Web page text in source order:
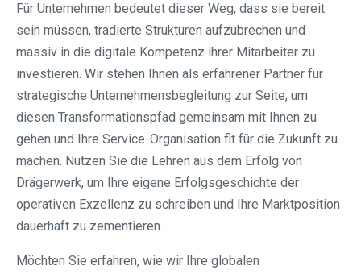
Für Unternehmen bedeutet dieser Weg, dass sie bereit
sein müssen, tradierte Strukturen aufzubrechen und
massiv in die digitale Kompetenz ihrer Mitarbeiter zu
investieren. Wir stehen Ihnen als erfahrener Partner für
strategische Unternehmensbegleitung zur Seite, um
diesen Transformationspfad gemeinsam mit Ihnen zu
gehen und Ihre Service-Organisation fit für die Zukunft zu
machen. Nutzen Sie die Lehren aus dem Erfolg von
Drägerwerk, um Ihre eigene Erfolgsgeschichte der
operativen Exzellenz zu schreiben und Ihre Marktposition
dauerhaft zu zementieren.
Möchten Sie erfahren, wie wir Ihre globalen